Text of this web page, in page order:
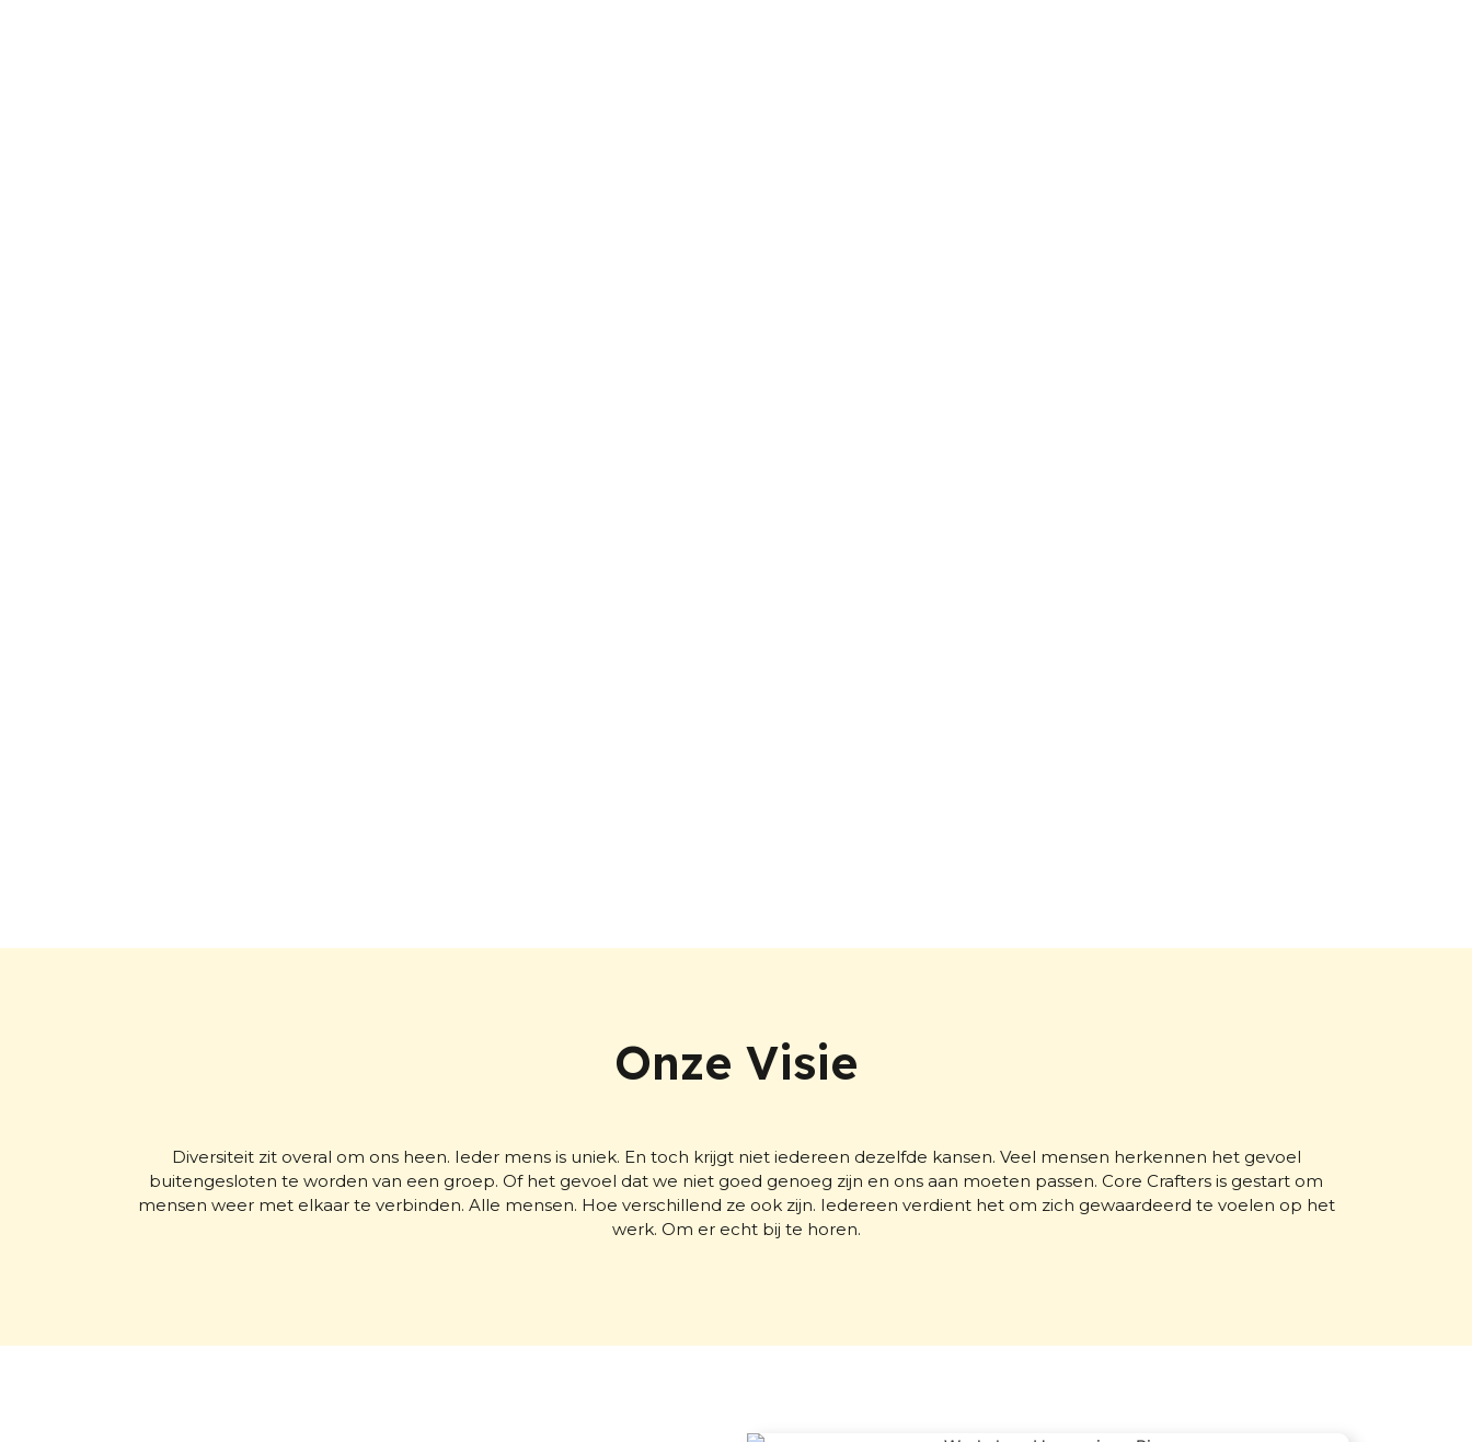
Onze Visie
Diversiteit zit overal om ons heen. Ieder mens is uniek. En toch krijgt niet iedereen dezelfde kansen. Veel mensen herkennen het gevoel
buitengesloten te worden van een groep. Of het gevoel dat we niet goed genoeg zijn en ons aan moeten passen. Core Crafters is gestart om
mensen weer met elkaar te verbinden. Alle mensen. Hoe verschillend ze ook zijn. Iedereen verdient het om zich gewaardeerd te voelen op het
werk. Om er echt bij te horen.